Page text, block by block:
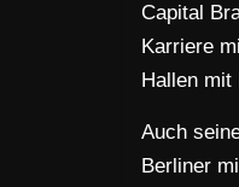
Capital
Karriere
Hallen mit
Auch
Berliner